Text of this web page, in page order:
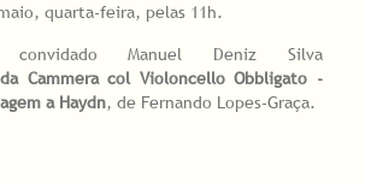
quarta-feira, pelas 11h.
convidado Manuel Deniz Silva
Cammera col Violoncello Obbligato -
a Haydn, de Fernando Lopes-Graça.